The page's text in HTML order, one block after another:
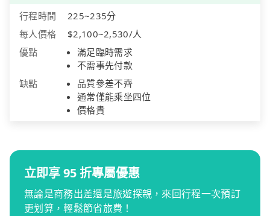
行程時間
225~235分
每人價格
$2,100~2,530/人
優點
滿足臨時需求
不需事先付款
缺點
品質參差不齊
通常僅能乘坐四位
價格貴
立即享 95 折專屬優惠
無論是商務出差還是旅遊探親，來回行程一次預訂
更划算，輕鬆節省旅費！